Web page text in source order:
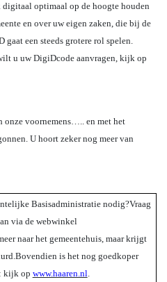
optimaal op de hoogte houden
en over uw eigen zaken, die bij de
een steeds grotere rol spelen.
u uw DigiDcode aanvragen, kijk op
onze voornemens….. en met het
U hoort zeker nog meer van
Basisadministratie nodig?Vraag
via de webwinkel
naar het gemeentehuis, maar krijgt
Bovendien is het nog goedkoper
kijk op www.haaren.nl